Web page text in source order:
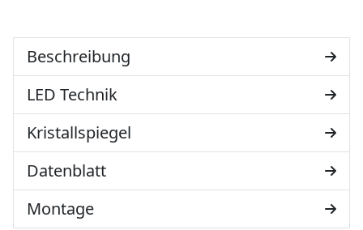
Beschreibung
LED Technik
Kristallspiegel
Datenblatt
Montage